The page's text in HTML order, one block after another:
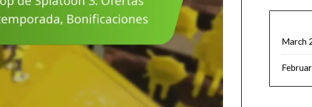
March